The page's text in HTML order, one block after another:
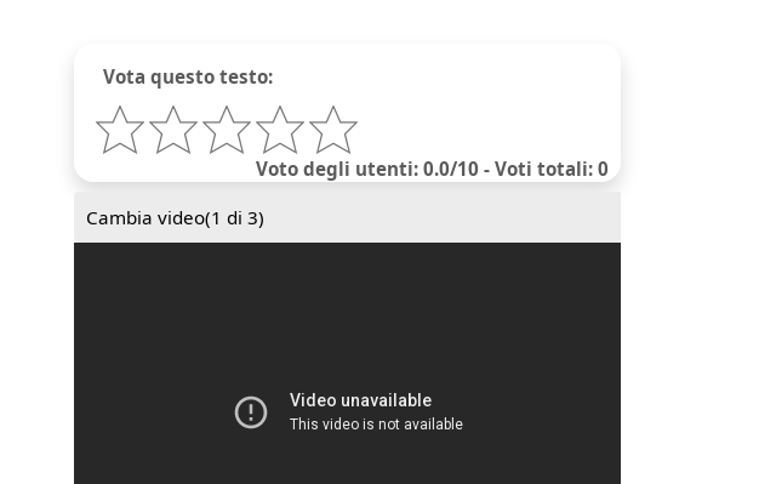
Vota questo testo:
Voto degli utenti: 0.0/10 - Voti totali: 0
Cambia video(1 di 3)